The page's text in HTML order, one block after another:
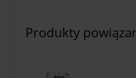
Produkty